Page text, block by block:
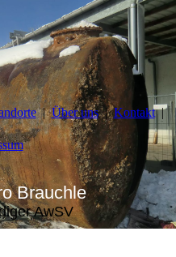
Über uns Kontakt
Brauchle
AwSV